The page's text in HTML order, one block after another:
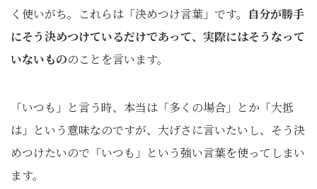
く使いがち。これらは「決めつけ言葉」です。
自分が勝手
にそう決めつけているだけであって、実際にはそうなって
いないもののことを言います。
「いつも」と言う時、本当は「多くの場合」とか「大抵
は」という意味なのですが、大げさに言いたいし、そう決
めつけたいので「いつも」という強い言葉を使ってしまい
ます。